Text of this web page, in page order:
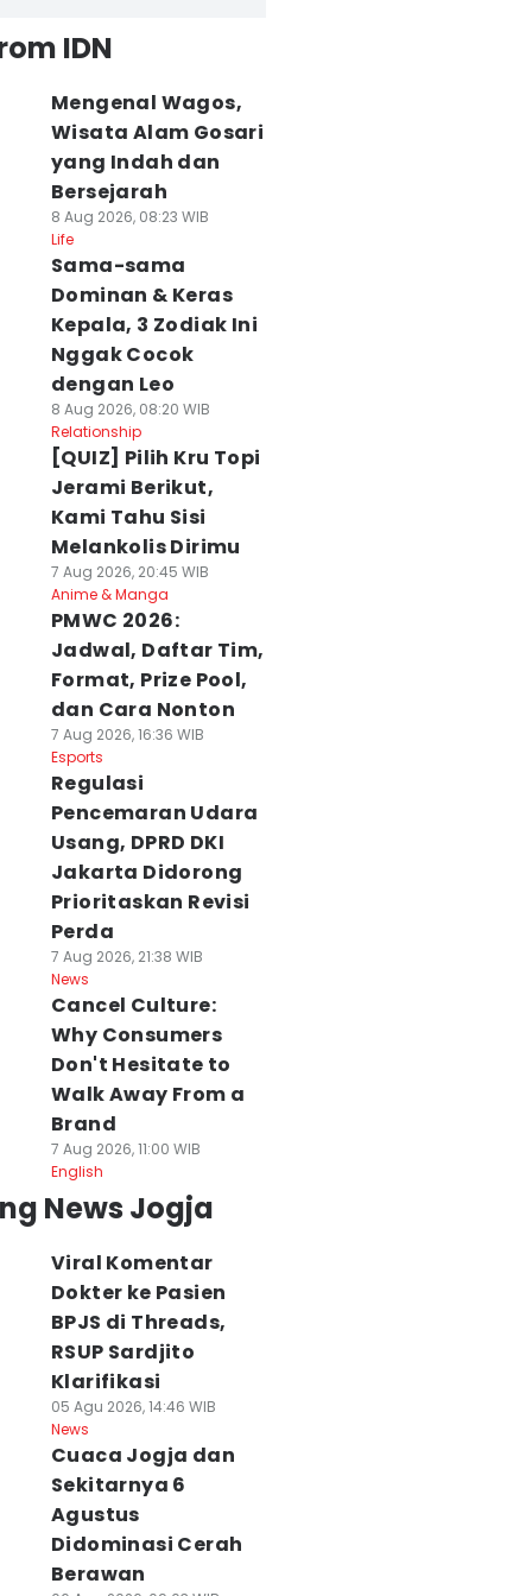
IDN
Mengenal Wagos,
Wisata Alam Gosari
yang Indah dan
Bersejarah
8 Aug 2026, 08:23 WIB
Life
Sama-sama
Dominan & Keras
Kepala, 3 Zodiak Ini
Nggak Cocok
dengan Leo
8 Aug 2026, 08:20 WIB
Relationship
[QUIZ] Pilih Kru Topi
Jerami Berikut,
Kami Tahu Sisi
Melankolis Dirimu
7 Aug 2026, 20:45 WIB
Anime & Manga
PMWC 2026:
Jadwal, Daftar Tim,
Format, Prize Pool,
dan Cara Nonton
7 Aug 2026, 16:36 WIB
Esports
Regulasi
Pencemaran Udara
Usang, DPRD DKI
Jakarta Didorong
Prioritaskan Revisi
Perda
7 Aug 2026, 21:38 WIB
News
Cancel Culture:
Why Consumers
Don't Hesitate to
Walk Away From a
Brand
7 Aug 2026, 11:00 WIB
English
News Jogja
Viral Komentar
Dokter ke Pasien
BPJS di Threads,
RSUP Sardjito
Klarifikasi
05 Agu 2026, 14:46 WIB
News
Cuaca Jogja dan
Sekitarnya 6
Agustus
Didominasi Cerah
Berawan